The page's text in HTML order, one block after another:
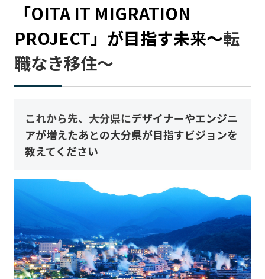
「OITA IT MIGRATION
PROJECT」が目指す未来〜転
職なき移住〜
これから先、大分県にデザイナーやエンジニ
アが増えたあとの大分県が目指すビジョンを
教えてください